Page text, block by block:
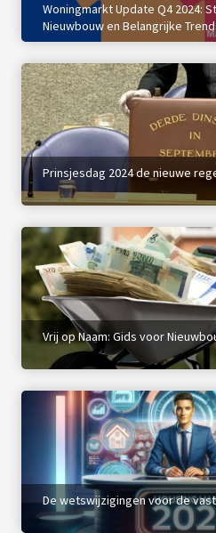
Woningmarkt Update Q4 2024:
Nieuwbouw en Belangrijke
Prinsjesdag 2024 de nieuwe
Vrij op Naam: Gids voor
De wetswijzigingen voor de